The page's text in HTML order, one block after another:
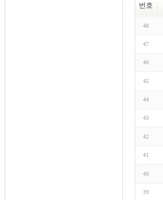
번호
48
47
46
45
44
43
42
41
40
39